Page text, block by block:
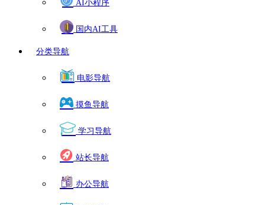
AI小程序
国内AI工具
分类导航
电影导航
摸鱼导航
学习导航
站长导航
办公导航